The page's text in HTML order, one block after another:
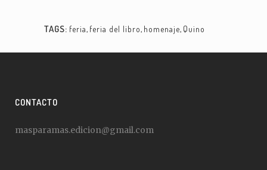
TAGS: feria, feria del libro, homenaje, Quino
CONTACTO
masparamas.edicion@gmail.com